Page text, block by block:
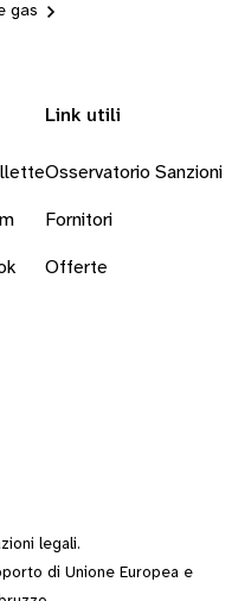
gas
Link utili
Osservatorio Sanzioni
Fornitori
Offerte
legali.
di Unione Europea e